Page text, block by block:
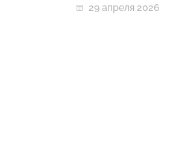
29 апреля 2026